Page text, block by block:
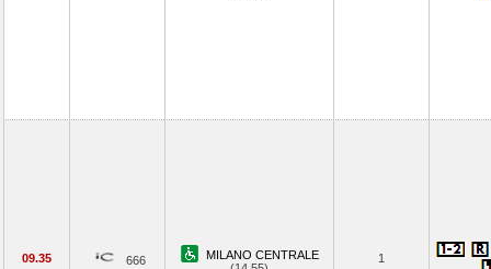
09.35 666
MILANO CENTRALE
1